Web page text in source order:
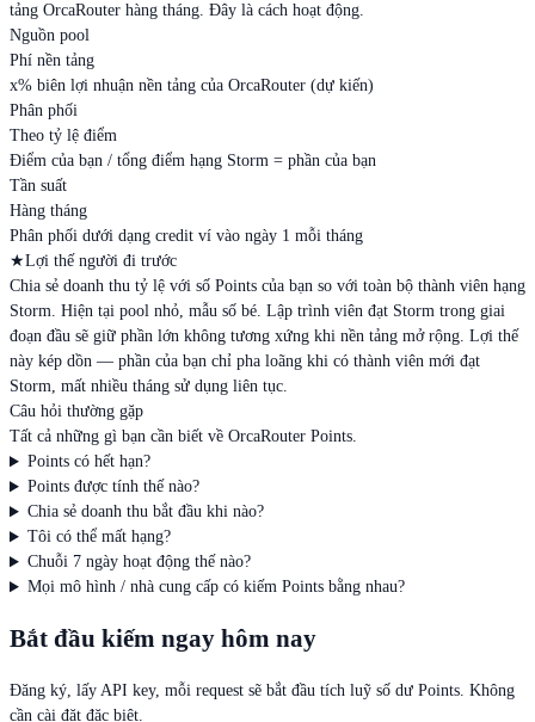
tảng OrcaRouter hàng tháng. Đây là cách hoạt động.
Nguồn pool
Phí nền tảng
x% biên lợi nhuận nền tảng của OrcaRouter (dự kiến)
Phân phối
Theo tỷ lệ điểm
Điểm của bạn / tổng điểm hạng Storm = phần của bạn
Tần suất
Hàng tháng
Phân phối dưới dạng credit ví vào ngày 1 mỗi tháng
★Lợi thế người đi trước
Chia sẻ doanh thu tỷ lệ với số Points của bạn so với toàn bộ thành viên hạng
Storm. Hiện tại pool nhỏ, mẫu số bé. Lập trình viên đạt Storm trong giai
đoạn đầu sẽ giữ phần lớn không tương xứng khi nền tảng mở rộng. Lợi thế
này kép dồn — phần của bạn chỉ pha loãng khi có thành viên mới đạt
Storm, mất nhiều tháng sử dụng liên tục.
Câu hỏi thường gặp
Tất cả những gì bạn cần biết về OrcaRouter Points.
Points có hết hạn?
Points được tính thế nào?
Chia sẻ doanh thu bắt đầu khi nào?
Tôi có thể mất hạng?
Chuỗi 7 ngày hoạt động thế nào?
Mọi mô hình / nhà cung cấp có kiếm Points bằng nhau?
Bắt đầu kiếm ngay hôm nay
Đăng ký, lấy API key, mỗi request sẽ bắt đầu tích luỹ số dư Points. Không
cần cài đặt đặc biệt.